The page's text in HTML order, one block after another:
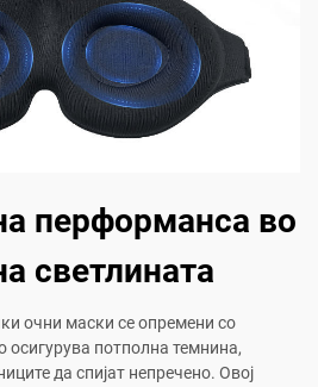
перформанса во
светлината
очни маски се опремени со
осигурува потполна темнина,
да спијат непречено. Овој